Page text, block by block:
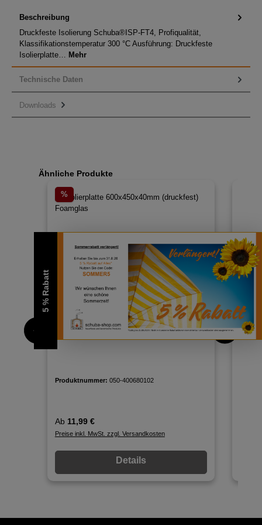
Beschreibung
Druckfeste Isolierung Schuba®ISP-FT4, Profiqualität,
Klassifikationstemperatur 300 °C Ausführung: Druckfeste
Isolierplatte… Mehr
Technische Daten
Downloads
Produktgalerie überspringen
Ähnliche Produkte
%
Isolierplatte 600x450x40mm
(druckfest) Foamglas
Produktnummer: 050-400680102
Regulärer Preis:
Ab 11,99 €
Preise inkl. MwSt. zzgl. Versandkosten
Details
5 % Rabatt